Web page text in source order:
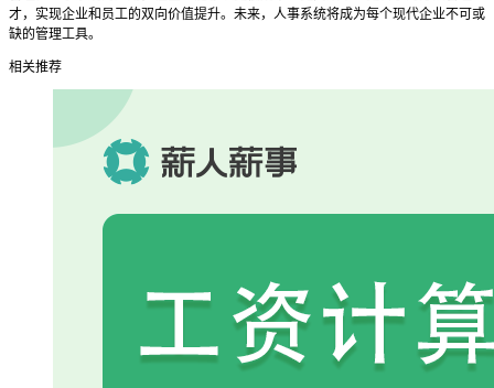
才，实现企业和员工的双向价值提升。未来，人事系统将成为每个现代企业不可或
缺的管理工具。
相关推荐